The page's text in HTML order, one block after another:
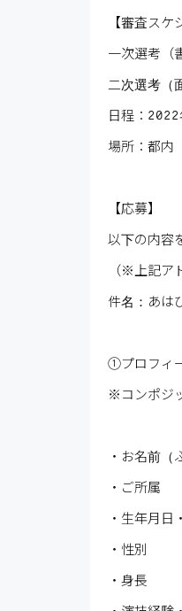
【審査スケ
一次選考（
二次選考（
日程：
場所：都内
【応募】
以下の内容
（※上記ア
件名：あは
①プロフィ
※コンポジ
・お名前（
・ご所属
・生年月日
・性別
・身長